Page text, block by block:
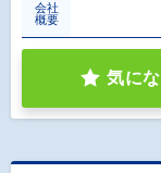
会社
概要
気に